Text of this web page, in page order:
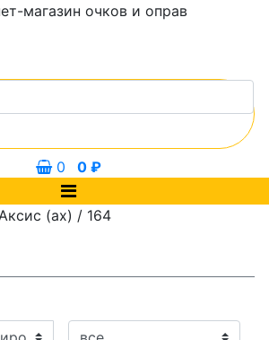
магазин очков и оправ
0 0 ₽
(ax) / 164